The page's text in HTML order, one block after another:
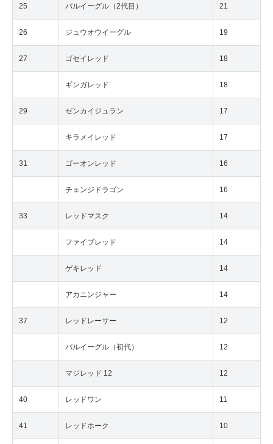
25 バルイーグル（2代目） 21
26 ジュウオウイーグル 19
27 ゴセイレッド 18
ギンガレッド 18
29 ゼンカイジュラン 17
キラメイレッド 17
31 ゴーオンレッド 16
チェンジドラゴン 16
33 レッドマスク 14
ファイブレッド 14
ゲキレッド 14
アカニンジャー 14
37 レッドレーサー 12
バルイーグル（初代） 12
マジレッド 12 12
40 レッドワン 11
41 レッドホーク 10